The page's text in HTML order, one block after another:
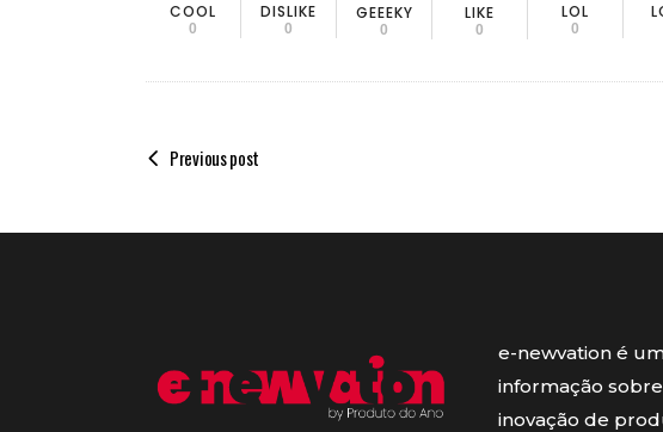
COOL
0
DISLIKE
0
GEEEKY
0
LIKE
0
LOL
0
Previous post
e-newvation é
informação
inovação de